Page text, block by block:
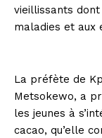
vieillissants
maladies et aux
La préfète de
Metsokewo, a
les jeunes à
cacao, qu’elle